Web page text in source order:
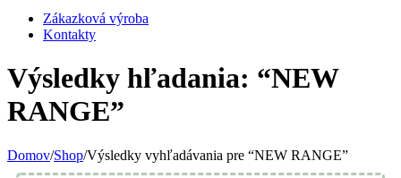
Zákazková výroba
Kontakty
Výsledky hľadania: “NEW
RANGE”
Domov/Shop/Výsledky vyhľadávania pre “NEW RANGE”